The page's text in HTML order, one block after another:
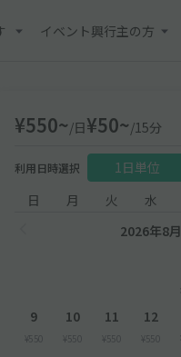
イベント興行主の方
¥550~/日¥50~/15分
利用日時選択 1日単位
日
月 火 水
2026年8月
9
¥550
10
¥550
11
¥550
12
¥550